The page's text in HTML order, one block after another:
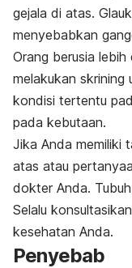
gejala di atas.
menyebabkan
Orang berusia
melakukan skrining
kondisi tertentu
pada kebutaan.
Jika Anda memiliki
atas atau
dokter Anda.
Selalu
kesehatan Anda.
Penyebab